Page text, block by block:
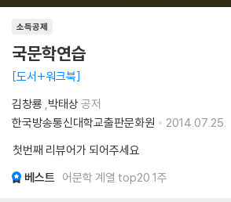
소득공제
국문학연습
도서+워크북
김창룡 ,박태상 공저
한국방송통신대학교출판문화원
2014.07.25.
첫번째 리뷰어가 되어주세요
베스트 어문학 계열 top20 1주